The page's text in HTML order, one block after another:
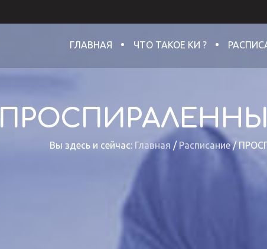
ГЛАВНАЯ ЧТО ТАКОЕ КИ ?
Вы здесь и сейчас: Главная / Расписание/